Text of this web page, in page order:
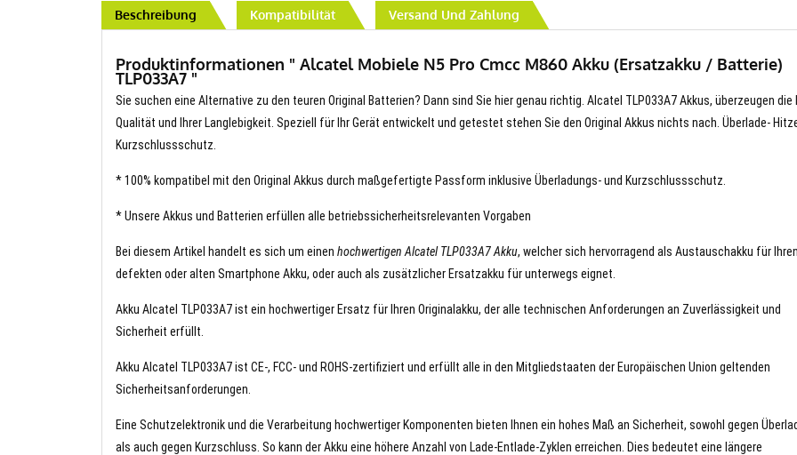
Beschreibung Kompatibilität Versand Und Zahlung
Produktinformationen " Alcatel Mobiele N5 Pro Cmcc M860 Akku (Ersatzakku / Batterie)
TLP033A7 "
Sie suchen eine Alternative zu den teuren Original Batterien? Dann sind Sie hier genau richtig. Alcatel TLP033A7 Akkus, überzeugen die
Qualität und Ihrer Langlebigkeit. Speziell für Ihr Gerät entwickelt und getestet stehen Sie den Original Akkus nichts nach. Überlade-
Kurzschlussschutz.
* 100% kompatibel mit den Original Akkus durch maßgefertigte Passform inklusive Überladungs- und Kurzschlussschutz.
* Unsere Akkus und Batterien erfüllen alle betriebssicherheitsrelevanten Vorgaben
Bei diesem Artikel handelt es sich um einen hochwertigen Alcatel TLP033A7 Akku, welcher sich hervorragend als Austauschakku für Ihren
defekten oder alten Smartphone Akku, oder auch als zusätzlicher Ersatzakku für unterwegs eignet.
Akku Alcatel TLP033A7 ist ein hochwertiger Ersatz für Ihren Originalakku, der alle technischen Anforderungen an Zuverlässigkeit und
Sicherheit erfüllt.
Akku Alcatel TLP033A7 ist CE-, FCC- und ROHS-zertifiziert und erfüllt alle in den Mitgliedstaaten der Europäischen Union geltenden
Sicherheitsanforderungen.
Eine Schutzelektronik und die Verarbeitung hochwertiger Komponenten bieten Ihnen ein hohes Maß an Sicherheit, sowohl gegen
als auch gegen Kurzschluss. So kann der Akku eine höhere Anzahl von Lade-Entlade-Zyklen erreichen. Dies bedeutet eine längere